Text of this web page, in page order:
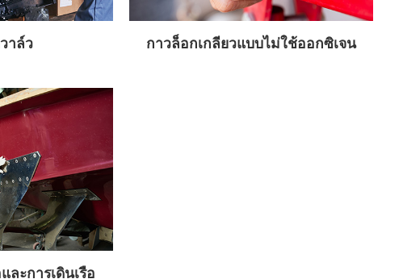
าล์ว กาวล็อกเกลียวแบบไม่ใช้ออกซิเจน
ละการเดินเรือ